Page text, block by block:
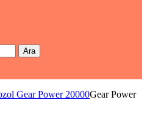
Ara
Gear Power 20000Gear Power